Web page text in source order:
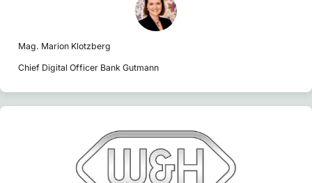
Mag. Marion Klotzberg
Chief Digital Officer Bank Gutmann